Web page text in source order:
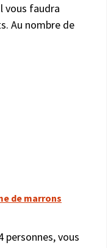
vous faudra
Au nombre de
de marrons
personnes, vous